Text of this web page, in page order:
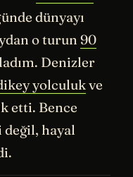
dünyayı
o turun 90
Denizler
yolculukve
etti. Bence
hayal